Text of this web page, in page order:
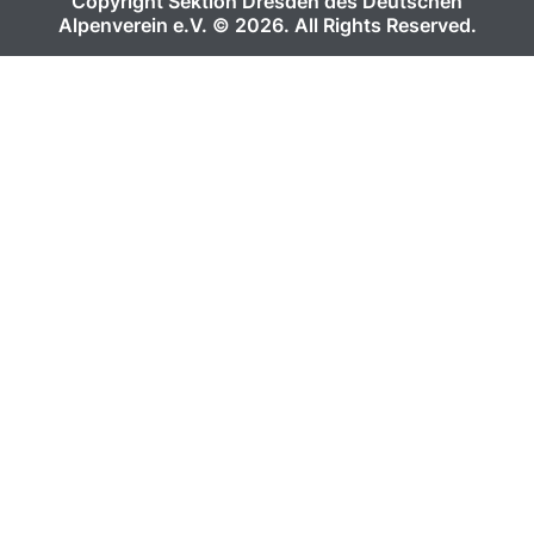
Alpenverein e.V. © 2026. All Rights Reserved.